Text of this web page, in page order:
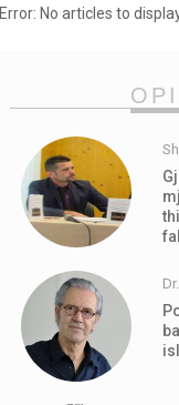
Error: No articles to